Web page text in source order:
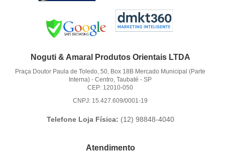
Noguti & Amaral Produtos Orientais LTDA
Praça Doutor Paula de Toledo, 50, Box 18B Mercado Municipal (Parte
Interna) -Centro, Taubaté -SP
CEP: 12010-050
CNPJ: 15.427.609/0001-19
Telefone Loja Física: (12) 98848-4040
Atendimento